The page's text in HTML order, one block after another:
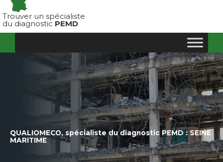
Trouver un spécialiste
du diagnostic PEMD
QUALIOMECO, spécialiste du diagnostic PEMD : SEINE
MARITIME